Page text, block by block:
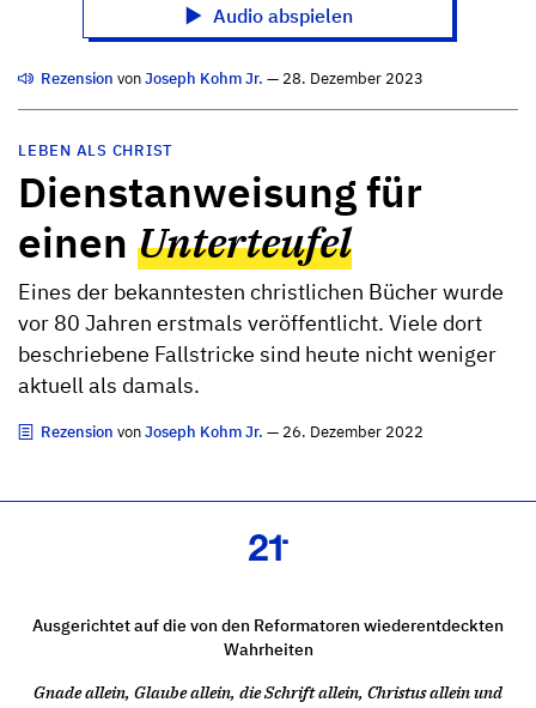
Audio abspielen
Rezension vonJoseph Kohm Jr. — 28. Dezember 2023
LEBEN ALS CHRIST
Dienstanweisung für
einen Unterteufel
Eines der bekanntesten christlichen Bücher wurde
vor 80 Jahren erstmals veröffentlicht. Viele dort
beschriebene Fallstricke sind heute nicht weniger
aktuell als damals.
Rezension vonJoseph Kohm Jr. — 26. Dezember 2022
Ausgerichtet auf die von den Reformatoren wiederentdeckten
Wahrheiten
Gnade allein, Glaube allein, die Schrift allein, Christus allein und